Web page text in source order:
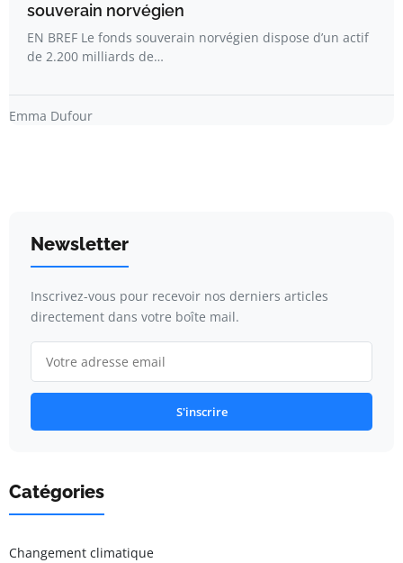
souverain norvégien
EN BREF Le fonds souverain norvégien dispose d’un actif
de 2.200 milliards de…
Emma Dufour
Newsletter
Inscrivez-vous pour recevoir nos derniers articles
directement dans votre boîte mail.
S'inscrire
Catégories
Changement climatique